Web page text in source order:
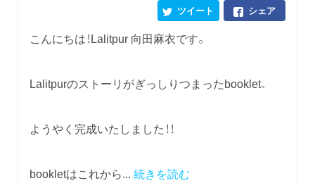
シェア
ツイート
こんにちは！Lalitpur 向田麻衣です。
Lalitpurのストーリがぎっしりつまったbooklet、
ようやく完成いたしました！！
bookletはこれから... 続きを読む